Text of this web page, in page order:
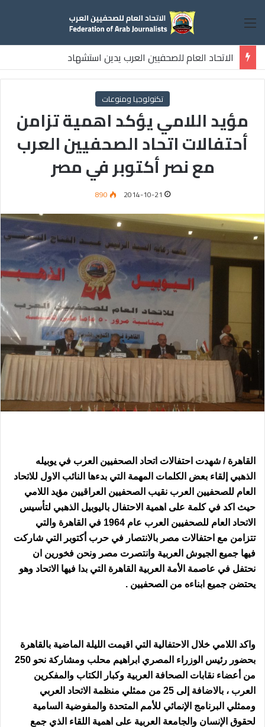
القائمة
الاتحاد العام للصحفيين العرب يدين استشهاد
ثلاثة صحفيين فلسطينيين باستهداف إسرائيلي وسط قطاع غزة
تكنولوجيا ومنوعات
مؤيد اللامي يؤكد اهمية تزامن
أحتفالات اتحاد الصحفيين العرب
مع نصر أكتوبر في مصر
2014-10-21
890
القاهرة / شهدت احتفالات اتحاد الصحفيين العرب في يوبيله
الذهبي إلقاء بعض الكلمات المهمة التي بدءها النائب الاول للاتحاد
العام للصحفيين العرب نقيب الصحفيين العراقيين مؤيد اللامي
حيث اكد في كلمة على اهمية الاحتفال باليوبيل الذهبي لتأسيس
الاتحاد العام للصحفيين العرب عام 1964 في القاهرة والتي
تتزامن مع احتفالات مصر بالانتصار في حرب أكتوبر التي شاركت
فيها جميع الجيوش العربية وانتصرت مصر ونحن فخورين ان
نحتفل في عاصمة الأمة العربية القاهرة التي بدا فيها الاتحاد وهو
يحتضن جميع ابناءه من الصحفيين .
واكد اللامي خلال الاحتفالية التي اقيمت الليلة الماضية بالقاهرة
بحضور رئيس الوزراء المصري ابراهيم محلب ومشاركة نحو 250
من أعضاء نقابات الصحافة العربية وكبار الكتاب والمفكرين
العرب ، بالاضافة إلى 25 من ممثلي منظمة الاتحاد العربي
وممثلي البرنامج الإنمائي للأمم المتحدة والمفوضية السامية
لحقوق الإنسان والجامعة العربية على اهمية اللقاء الذي جمع